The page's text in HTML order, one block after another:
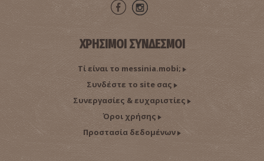
ΧΡΗΣΙΜΟΙ ΣΥΝΔΕΣΜΟΙ
Τί είναι το messinia.mobi;
Συνδέστε το site σας
Συνεργασίες & ευχαριστίες
Όροι χρήσης
Προστασία δεδομένων